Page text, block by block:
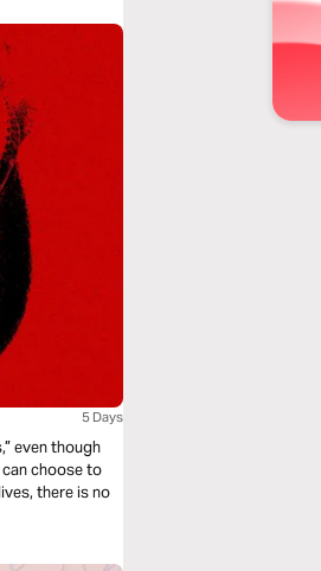
5 Days
even though
can choose to
there is no